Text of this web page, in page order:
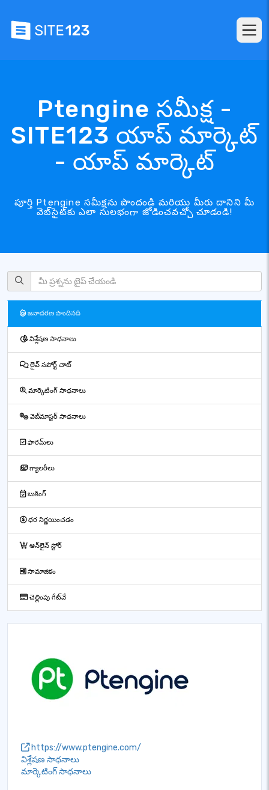
Ptengine సమీక్ష -
SITE123 యాప్ మార్కెట్
- యాప్ మార్కెట్
పూర్తి Ptengine సమీక్షను పొందండి మరియు మీరు దానిని మీ
వెబ్‌సైట్‌కు ఎలా సులభంగా జోడించవచ్చో చూడండి!
జనాదరణ పొందినది
విశ్లేషణ సాధనాలు
లైవ్ సపోర్ట్ చాట్
మార్కెటింగ్ సాధనాలు
వెబ్‌మాస్టర్ సాధనాలు
ఫారమ్‌లు
గ్యాలరీలు
బుకింగ్
ధర నిర్ణయించడం
ఆన్‌లైన్ స్టోర్
సామాజికం
చెల్లింపు గేట్‌వే
https://www.ptengine.com/
విశ్లేషణ సాధనాలు
మార్కెటింగ్ సాధనాలు